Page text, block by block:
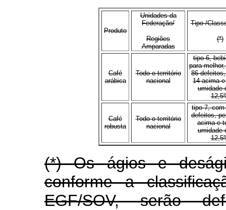
Produto
Unidades da
Federação/
Regiões
Amparadas
Tipo /
(*)
Café
arábica
Todo o território
nacional
tipo 6,
para
86
14 acima
umidade
Café
robusta
Todo o território
nacional
tipo 7, com
defeitos,
acima e
umidade
(*) Os ágios e
conforme a
EGF/SOV, serão